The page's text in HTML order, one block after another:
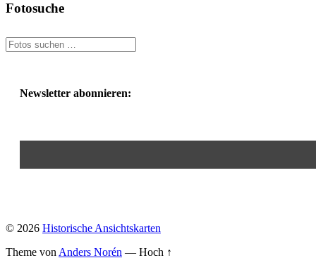
Fotosuche
Newsletter abonnieren:
© 2026 Historische Ansichtskarten
Theme von Anders Norén — Hoch ↑